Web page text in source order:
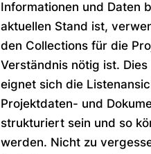
Informationen und Daten
aktuellen Stand ist,
den Collections für die
Verständnis nötig ist.
eignet sich die
Projektdaten- und
strukturiert sein und so
werden. Nicht zu